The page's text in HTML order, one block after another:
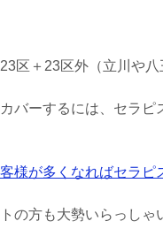
区＋23区外（立川や八
バーするには、セラ
様が多くなればセラピ
の方も大勢いらっしゃ